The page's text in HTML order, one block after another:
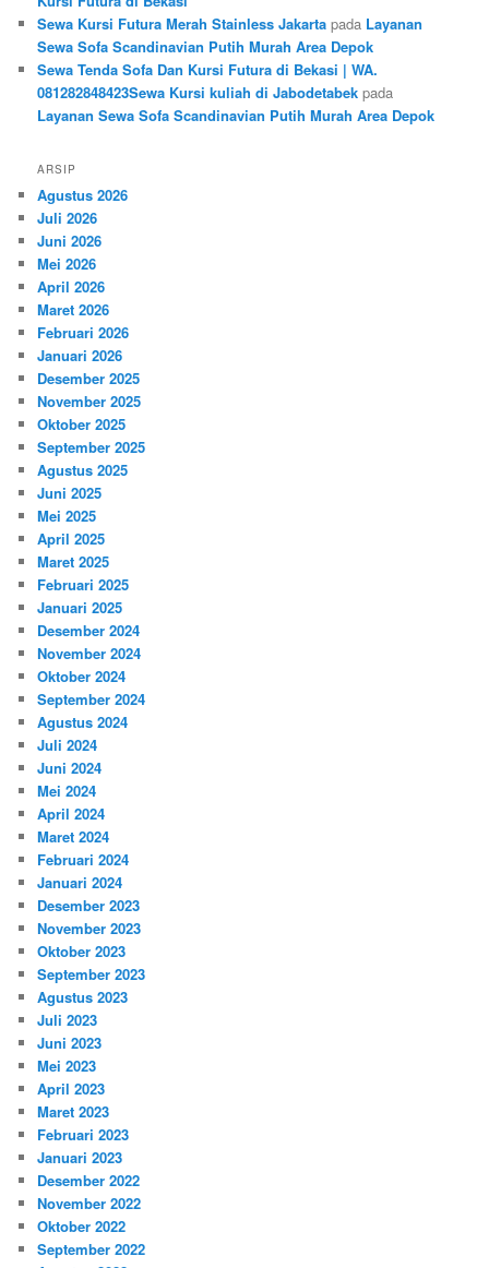
Sewa Kursi Futura Merah Stainless Jakarta pada Layanan
Sewa Sofa Scandinavian Putih Murah Area Depok
Sewa Tenda Sofa Dan Kursi Futura di Bekasi | WA.
081282848423Sewa Kursi kuliah di Jabodetabek pada
Layanan Sewa Sofa Scandinavian Putih Murah Area Depok
ARSIP
Agustus 2026
Juli 2026
Juni 2026
Mei 2026
April 2026
Maret 2026
Februari 2026
Januari 2026
Desember 2025
November 2025
Oktober 2025
September 2025
Agustus 2025
Juni 2025
Mei 2025
April 2025
Maret 2025
Februari 2025
Januari 2025
Desember 2024
November 2024
Oktober 2024
September 2024
Agustus 2024
Juli 2024
Juni 2024
Mei 2024
April 2024
Maret 2024
Februari 2024
Januari 2024
Desember 2023
November 2023
Oktober 2023
September 2023
Agustus 2023
Juli 2023
Juni 2023
Mei 2023
April 2023
Maret 2023
Februari 2023
Januari 2023
Desember 2022
November 2022
Oktober 2022
September 2022